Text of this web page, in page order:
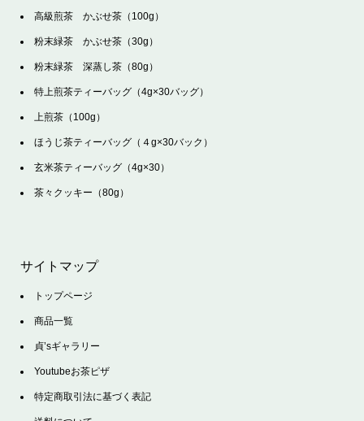
高級煎茶 かぶせ茶（100g）
粉末緑茶 かぶせ茶（30g）
粉末緑茶 深蒸し茶（80g）
特上煎茶ティーバッグ（4g×30バッグ）
上煎茶（100g）
ほうじ茶ティーバッグ（４g×30バック）
玄米茶ティーバッグ（4g×30）
茶々クッキー（80g）
サイトマップ
トップページ
商品一覧
貞’sギャラリー
Youtubeお茶ピザ
特定商取引法に基づく表記